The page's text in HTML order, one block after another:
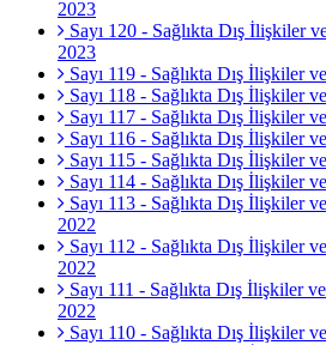
2023
Sayı 120 - Sağlıkta Dış İlişkiler
2023
Sayı 119 - Sağlıkta Dış İlişkiler
Sayı 118 - Sağlıkta Dış İlişkiler
Sayı 117 - Sağlıkta Dış İlişkiler
Sayı 116 - Sağlıkta Dış İlişkiler
Sayı 115 - Sağlıkta Dış İlişkiler
Sayı 114 - Sağlıkta Dış İlişkiler
Sayı 113 - Sağlıkta Dış İlişkiler
2022
Sayı 112 - Sağlıkta Dış İlişkiler
2022
Sayı 111 - Sağlıkta Dış İlişkiler
2022
Sayı 110 - Sağlıkta Dış İlişkiler